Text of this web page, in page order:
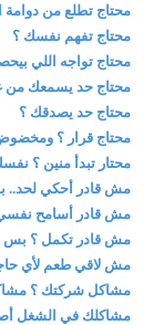
محتاج تطلع من دوامة
محتاج تفهم نفسك ؟
محتاج تواجه اللي
محتاج حد يسمعك من
محتاج حد يصدقك ؟
محتاج قرار ؟
محتار تبدأ منين ؟
مش قادر أحكي لحد..
مش قادر أسامح
مش قادر تكمل ؟ بس
مش لاقي طعم لأي
مشاكل شركتك ؟
مشاكلك في الشغل